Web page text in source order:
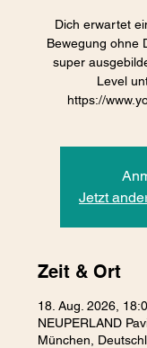
Dich erwartet
Bewegung ohne
super
Level
https://
Jetzt
Zeit & Ort
18. Aug. 2026,
NEUPERLAND
München,